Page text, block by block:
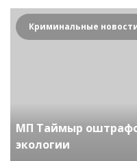
МП Таймыр
экологии